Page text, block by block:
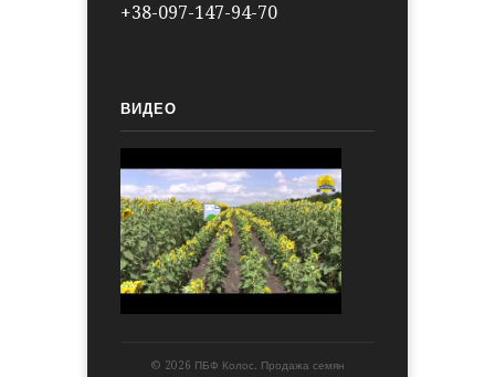
+38-097-147-94-70
ВИДЕО
© 2026 ПБФ Колос. Продажа семян